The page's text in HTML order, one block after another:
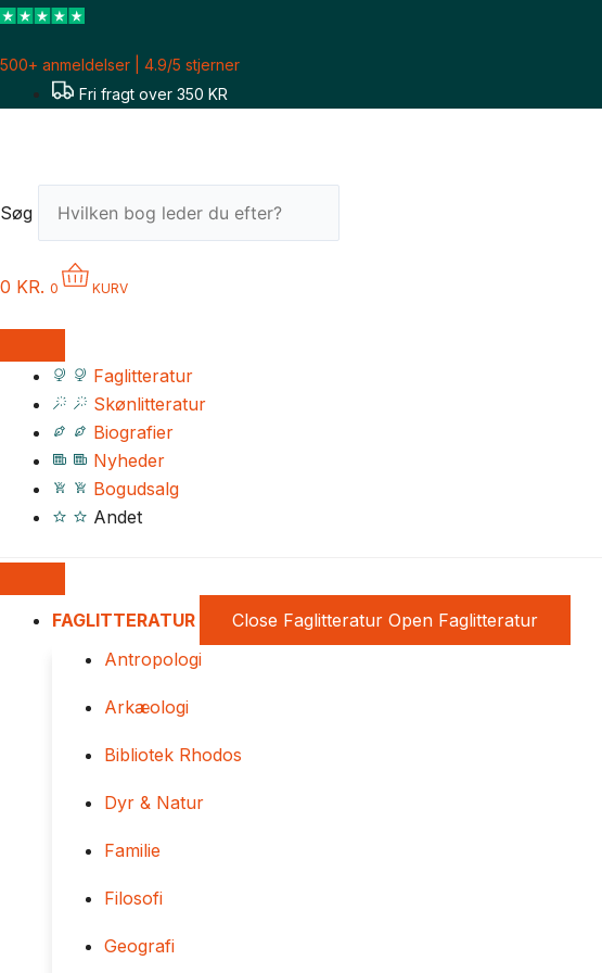
Gå
indholdet
500+ anmeldelser | 4.9/5 stjerner
Fri fragt over 350 KR
Søg
0 KR. 0 KURV
Faglitteratur
Skønlitteratur
Biografier
Nyheder
Bogudsalg
Andet
FAGLITTERATUR Close Faglitteratur Open Faglitteratur
Antropologi
Arkæologi
Bibliotek Rhodos
Dyr & Natur
Familie
Filosofi
Geografi